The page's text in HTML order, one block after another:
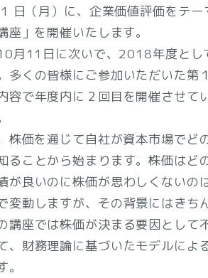
日（月）に、企業価値評価をテー
座」を開催いたします。
月11日に次いで、2018年度とし
多くの皆様にご参加いただいた第
容で年度内に２回目を開催させて
株価を通じて自社が資本市場でど
ることから始まります。株価はど
が良いのに株価が思わしくないの
変動しますが、その背景にはきち
講座では株価が決まる要因として
、財務理論に基づいたモデルによ